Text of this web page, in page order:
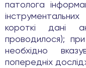
патолога
короткі дані
проводилося);
необхідно
попередніх